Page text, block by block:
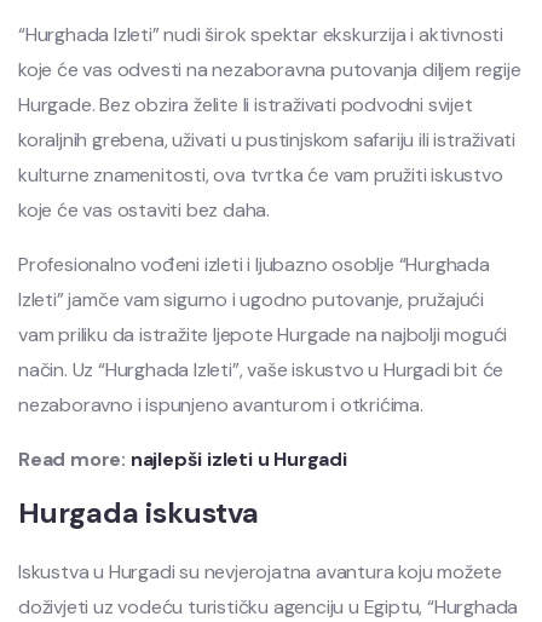
“Hurghada Izleti” nudi širok spektar ekskurzija i aktivnosti
koje će vas odvesti na nezaboravna putovanja diljem regije
Hurgade. Bez obzira želite li istraživati podvodni svijet
koraljnih grebena, uživati u pustinjskom safariju ili istraživati ​​
kulturne znamenitosti, ova tvrtka će vam pružiti iskustvo
koje će vas ostaviti bez daha.
Profesionalno vođeni izleti i ljubazno osoblje “Hurghada
Izleti” jamče vam sigurno i ugodno putovanje, pružajući
vam priliku da istražite ljepote Hurgade na najbolji mogući
način. Uz “Hurghada Izleti”, vaše iskustvo u Hurgadi bit će
nezaboravno i ispunjeno avanturom i otkrićima.
Read more: najlepši izleti u Hurgadi
Hurgada iskustva
Iskustva u Hurgadi su nevjerojatna avantura koju možete
doživjeti uz vodeću turističku agenciju u Egiptu, “Hurghada